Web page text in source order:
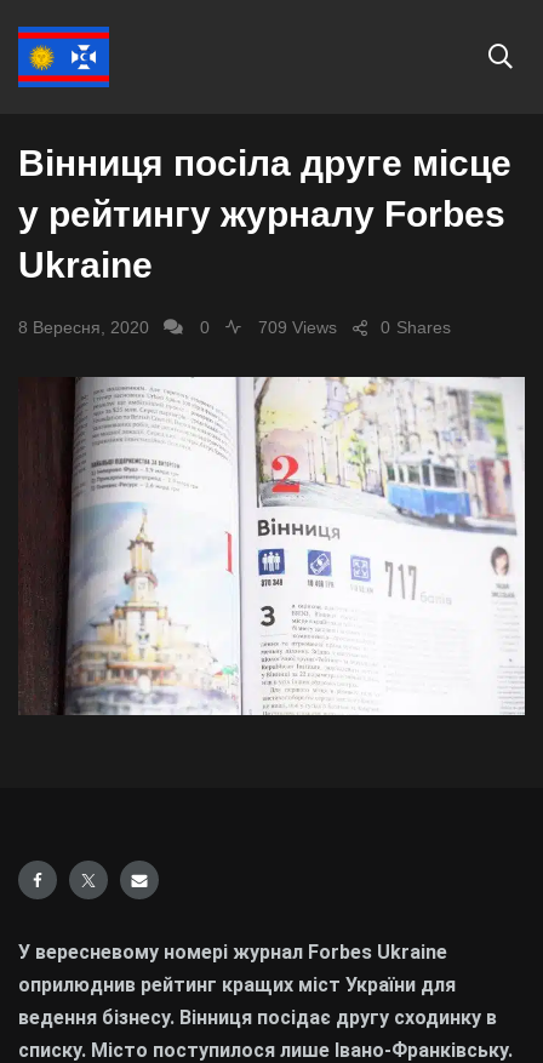
ЕКОНОМІКА
Вінниця посіла друге місце
у рейтингу журналу Forbes
Ukraine
8 Вересня, 2020 0 709 Views Shares
0
У вересневому номері журнал Forbes Ukraine
оприлюднив рейтинг кращих міст України для
ведення бізнесу. Вінниця посідає другу сходинку в
списку. Місто поступилося лише Івано-Франківську.